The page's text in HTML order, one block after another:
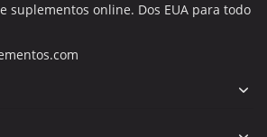
suplementos online. Dos EUA para todo